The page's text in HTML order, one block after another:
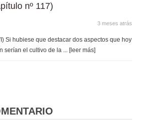
nº 117)
3 meses atrás
Si hubiese que destacar dos aspectos que hoy
serían el cultivo de la
... [leer más]